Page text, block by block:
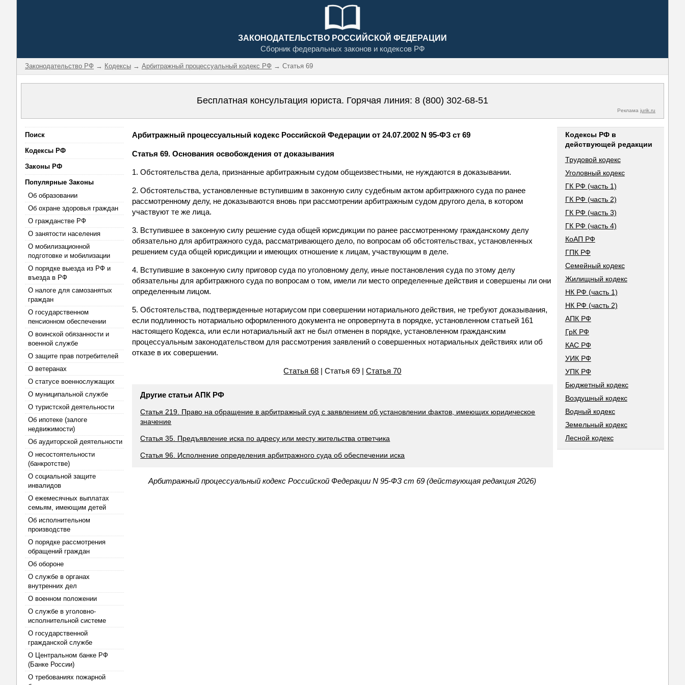
ЗАКОНОДАТЕЛЬСТВО РОССИЙСКОЙ ФЕДЕРАЦИИ
Сборник федеральных законов и кодексов РФ
Законодательство РФ → Кодексы → Арбитражный процессуальный кодекс РФ → Статья 69
Бесплатная консультация юриста. Горячая линия: 8 (800) 302-68-51
Реклама jurik.ru
Поиск
Кодексы РФ
Законы РФ
Популярные Законы
Об образовании
Об охране здоровья граждан
О гражданстве РФ
О занятости населения
О мобилизационной
подготовке и мобилизации
О порядке выезда из РФ и
въезда в РФ
О налоге для самозанятых
граждан
О государственном
пенсионном обеспечении
О воинской обязанности и
военной службе
О защите прав потребителей
О ветеранах
О статусе военнослужащих
О муниципальной службе
О туристской деятельности
Об ипотеке (залоге
недвижимости)
Об аудиторской деятельности
О несостоятельности
(банкротстве)
О социальной защите
инвалидов
О ежемесячных выплатах
семьям, имеющим детей
Об исполнительном
производстве
О порядке рассмотрения
обращений граждан
Об обороне
О службе в органах
внутренних дел
О военном положении
О службе в уголовно-
исполнительной системе
О государственной
гражданской службе
О Центральном банке РФ
(Банке России)
О требованиях пожарной
Арбитражный процессуальный кодекс Российской Федерации от 24.07.2002 N 95-ФЗ ст 69
Статья 69. Основания освобождения от доказывания
1. Обстоятельства дела, признанные арбитражным судом общеизвестными, не нуждаются в доказывании.
2. Обстоятельства, установленные вступившим в законную силу судебным актом арбитражного суда по ранее
рассмотренному делу, не доказываются вновь при рассмотрении арбитражным судом другого дела, в котором
участвуют те же лица.
3. Вступившее в законную силу решение суда общей юрисдикции по ранее рассмотренному гражданскому делу
обязательно для арбитражного суда, рассматривающего дело, по вопросам об обстоятельствах, установленных
решением суда общей юрисдикции и имеющих отношение к лицам, участвующим в деле.
4. Вступившие в законную силу приговор суда по уголовному делу, иные постановления суда по этому делу
обязательны для арбитражного суда по вопросам о том, имели ли место определенные действия и совершены ли они
определенным лицом.
5. Обстоятельства, подтвержденные нотариусом при совершении нотариального действия, не требуют доказывания,
если подлинность нотариально оформленного документа не опровергнута в порядке, установленном статьей 161
настоящего Кодекса, или если нотариальный акт не был отменен в порядке, установленном гражданским
процессуальным законодательством для рассмотрения заявлений о совершенных нотариальных действиях или об
отказе в их совершении.
Статья 68 | Статья 69 |Статья 70
Другие статьи АПК РФ
Статья 219. Право на обращение в арбитражный суд с заявлением об установлении фактов, имеющих юридическое
значение
Статья 35. Предъявление иска по адресу или месту жительства ответчика
Статья 96. Исполнение определения арбитражного суда об обеспечении иска
Арбитражный процессуальный кодекс Российской Федерации N 95-ФЗ ст 69 (действующая редакция 2026)
Кодексы РФ в
действующей редакции
Трудовой кодекс
Уголовный кодекс
ГК РФ (часть 1)
ГК РФ (часть 2)
ГК РФ (часть 3)
ГК РФ (часть 4)
КоАП РФ
ГПК РФ
Семейный кодекс
Жилищный кодекс
НК РФ (часть 1)
НК РФ (часть 2)
АПК РФ
ГрК РФ
КАС РФ
УИК РФ
УПК РФ
Бюджетный кодекс
Воздушный кодекс
Водный кодекс
Земельный кодекс
Лесной кодекс